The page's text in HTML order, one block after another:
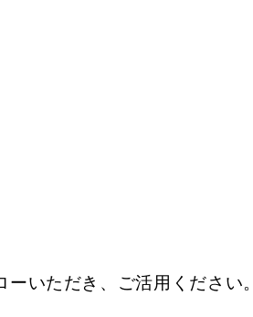
いただき、ご活用ください。